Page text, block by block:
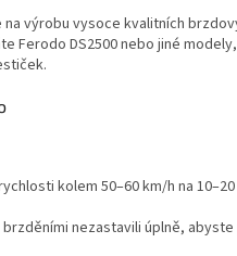
výrobu vysoce kvalitních
Ferodo DS2500 nebo jiné
kolem 50–60 km/h na
nezastavili úplně,